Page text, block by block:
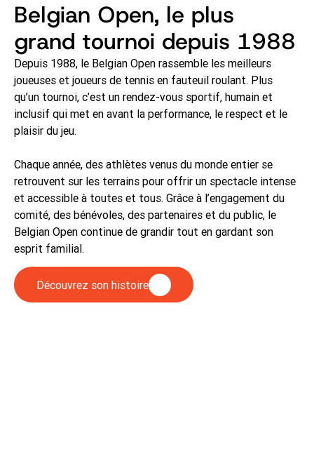
Belgian Open, le plus
grand tournoi depuis 1988
Depuis 1988, le Belgian Open rassemble les meilleurs
joueuses et joueurs de tennis en fauteuil roulant. Plus
qu’un tournoi, c’est un rendez-vous sportif, humain et
inclusif qui met en avant la performance, le respect et le
plaisir du jeu.
Chaque année, des athlètes venus du monde entier se
retrouvent sur les terrains pour offrir un spectacle intense
et accessible à toutes et tous. Grâce à l’engagement du
comité, des bénévoles, des partenaires et du public, le
Belgian Open continue de grandir tout en gardant son
esprit familial.
Découvrez son histoire